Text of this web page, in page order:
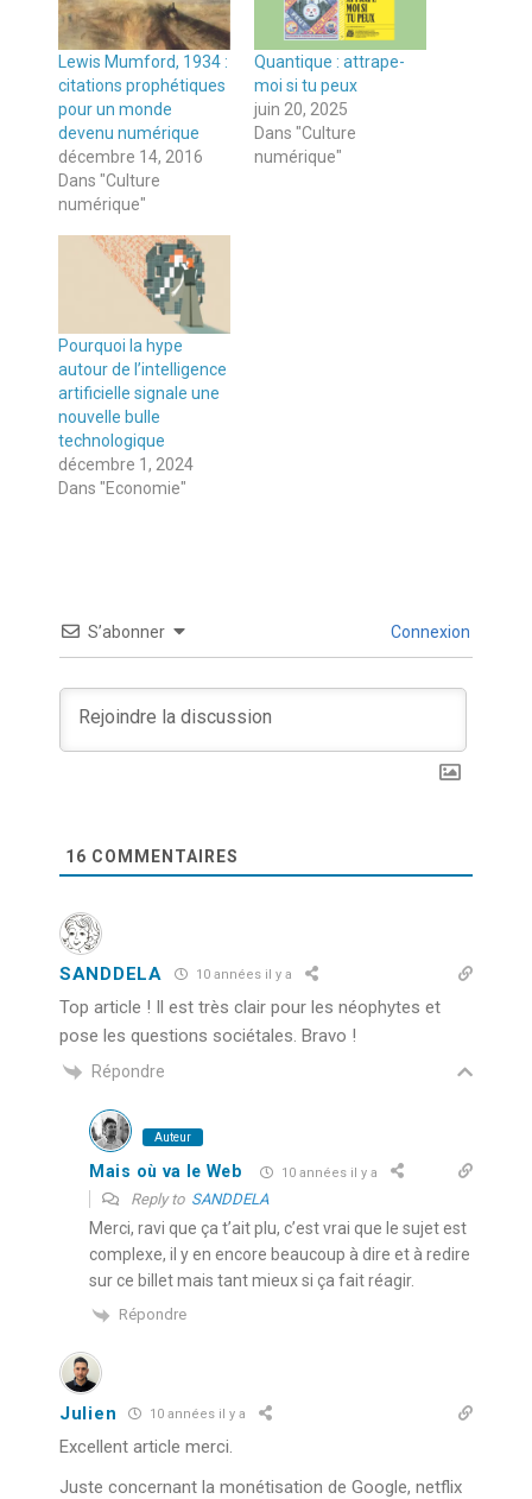
Lewis Mumford, 1934 :
citations prophétiques
pour un monde
devenu numérique
décembre 14, 2016
Dans "Culture
numérique"
Quantique : attrape-
moi si tu peux
juin 20, 2025
Dans "Culture
numérique"
Pourquoi la hype
autour de l’intelligence
artificielle signale une
nouvelle bulle
technologique
décembre 1, 2024
Dans "Economie"
S’abonner Connexion
16 COMMENTAIRES
SANDDELA 10 années il y a
Top article ! Il est très clair pour les néophytes et
pose les questions sociétales. Bravo !
Répondre
Auteur
Mais où va le Web 10 années il y a
Reply to SANDDELA
Merci, ravi que ça t’ait plu, c’est vrai que le sujet est
complexe, il y en encore beaucoup à dire et à redire
sur ce billet mais tant mieux si ça fait réagir.
Répondre
Julien 10 années il y a
Excellent article merci.
Juste concernant la monétisation de Google, netflix